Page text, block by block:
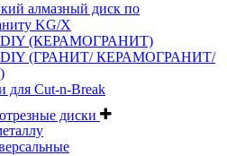
алмазный диск по
KG/X
DIY (КЕРАМОГРАНИТ)
DIY (ГРАНИТ/ КЕРАМОГРАНИТ/
для Cut-n-Break
диски